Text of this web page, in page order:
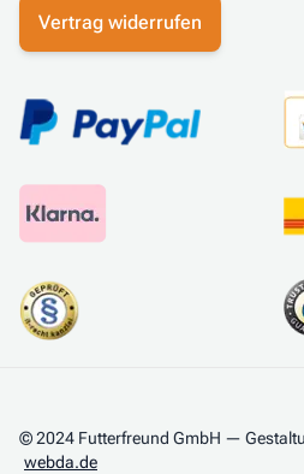
Vertrag widerrufen
© 2024 Futterfreund GmbH —
webda.de